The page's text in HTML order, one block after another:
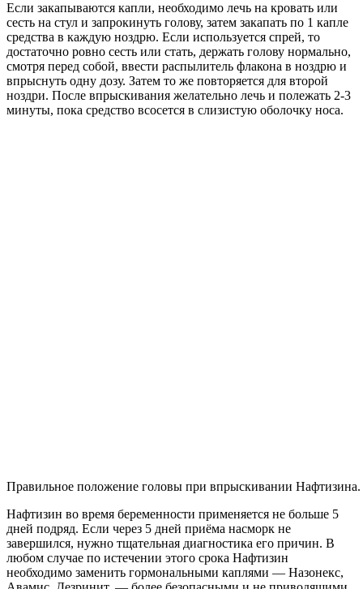
Если закапываются капли, необходимо лечь на кровать или
сесть на стул и запрокинуть голову, затем закапать по 1 капле
средства в каждую ноздрю. Если используется спрей, то
достаточно ровно сесть или стать, держать голову нормально,
смотря перед собой, ввести распылитель флакона в ноздрю и
впрыснуть одну дозу. Затем то же повторяется для второй
ноздри. После впрыскивания желательно лечь и полежать 2-3
минуты, пока средство всосется в слизистую оболочку носа.
Правильное положение головы при впрыскивании Нафтизина.
Нафтизин во время беременности применяется не больше 5
дней подряд. Если через 5 дней приёма насморк не
завершился, нужно тщательная диагностика его причин. В
любом случае по истечении этого срока Нафтизин
необходимо заменить гормональными каплями — Назонекс,